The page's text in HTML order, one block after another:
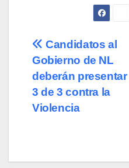
e
b
o
o
k
o
d
o
n
ail
tir
Navegación
de
entradas
Candidatos al
Gobierno de NL
deberán presentar
3 de 3 contra la
Violencia